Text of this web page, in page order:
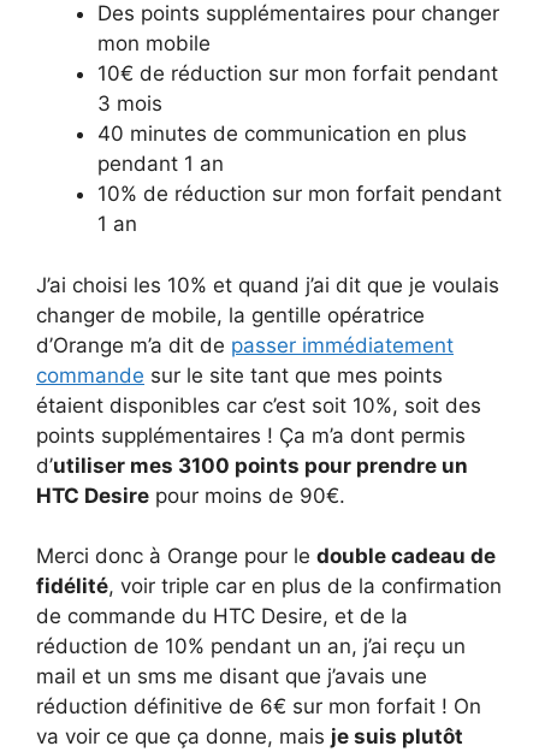
Des points supplémentaires pour changer
mon mobile
10€ de réduction sur mon forfait pendant
3 mois
40 minutes de communication en plus
pendant 1 an
10% de réduction sur mon forfait pendant
1 an
J’ai choisi les 10% et quand j’ai dit que je voulais
changer de mobile, la gentille opératrice
d’Orange m’a dit de passer immédiatement
commande sur le site tant que mes points
étaient disponibles car c’est soit 10%, soit des
points supplémentaires ! Ça m’a dont permis
d’utiliser mes 3100 points pour prendre un
HTC Desire pour moins de 90€.
Merci donc à Orange pour le double cadeau de
fidélité, voir triple car en plus de la confirmation
de commande du HTC Desire, et de la
réduction de 10% pendant un an, j’ai reçu un
mail et un sms me disant que j’avais une
réduction définitive de 6€ sur mon forfait ! On
va voir ce que ça donne, mais je suis plutôt